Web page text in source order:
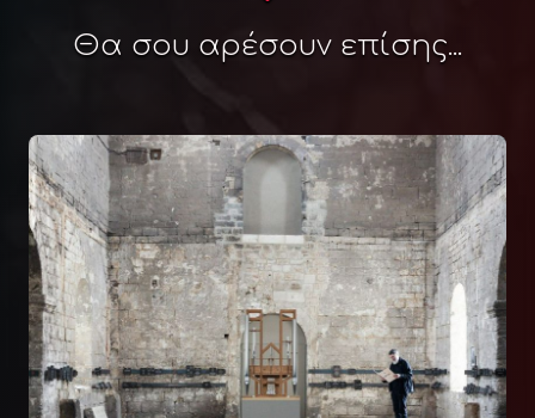
Θα σου αρέσουν επίσης...